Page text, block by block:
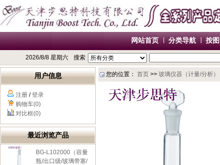
网站首页 分类导航 按
2026/8/8 星期六 搜索
用户信息
注册 /登录
购物车(0)
对比框(0)
最近浏览产品
BG-L102000（容量
瓶/出口级/玻璃带塞/
您的位置： 首页 >> 玻璃仪器（计量/分析）